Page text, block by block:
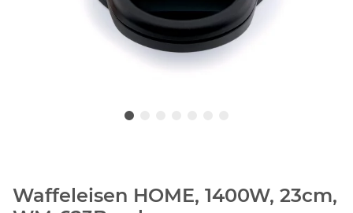
Waffeleisen HOME, 1400W, 23cm,